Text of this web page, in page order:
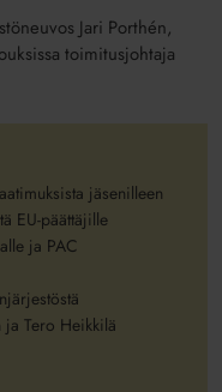
Jari Porthén,
toimitusjohtaja
jäsenilleen
EU-päättäjille
ja PAC
ja Tero Heikkilä